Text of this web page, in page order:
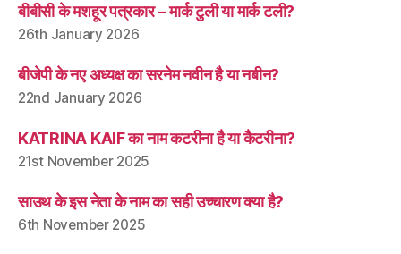
बीबीसी के मशहूर पत्रकार – मार्क टुली या मार्क टली?
26th January 2026
बीजेपी के नए अध्यक्ष का सरनेम नवीन है या नबीन?
22nd January 2026
KATRINA KAIF का नाम कटरीना है या कैटरीना?
21st November 2025
साउथ के इस नेता के नाम का सही उच्चारण क्या है?
6th November 2025